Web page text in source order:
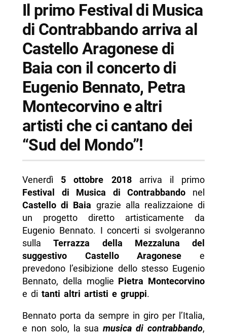
Il primo Festival di Musica
di Contrabbando arriva al
Castello Aragonese di
Baia con il concerto di
Eugenio Bennato, Petra
Montecorvino e altri
artisti che ci cantano dei
“Sud del Mondo”!
Venerdì 5 ottobre 2018arriva il primo
Festival di Musica di Contrabbando nel
Castello di Baia grazie alla realizzaione di
un progetto diretto artisticamente da
Eugenio Bennato. I concerti si svolgeranno
sullaTerrazza della Mezzaluna del
suggestivo Castello Aragonese e
prevedono l’esibizione dello stesso Eugenio
Bennato, della moglie Pietra Montecorvino
e di tanti altri artisti e gruppi.
Bennato porta da sempre in giro per l’Italia,
e non solo, la suamusica di contrabbando,